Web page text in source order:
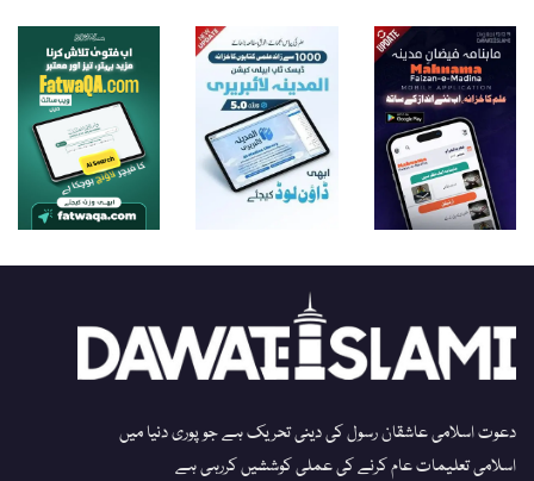
دعوت اسلامی عاشقان رسول کی دینی تحریک ہے جو پوری دنیا میں
اسلامی تعلیمات عام کرنے کی عملی کوششیں کررہی ہے